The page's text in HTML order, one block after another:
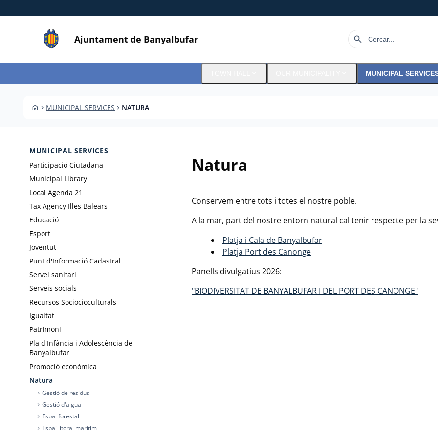
Ajuntament de Banyalbufar search
MUNICIPAL
HOME CHEVRON_RIGHT MUNICIPAL SERVICES CHEVRON_RIGHT NATURA
MUNICIPAL SERVICES
Participació Ciutadana
Municipal Library
Local Agenda 21
Tax Agency Illes Balears
Educació
Esport
Joventut
Punt d'Informació Cadastral
Servei sanitari
Serveis socials
Recursos Sociocioculturals
Igualtat
Patrimoni
Pla d'Infància i Adolescència de
Banyalbufar
Promoció econòmica
Natura
chevron_right Gestió de residus
chevron_right Gestió d'aigua
chevron_right Espai forestal
chevron_right Espai litoral marítim
Natura
Conservem entre tots i totes el nostre poble.
A la mar, part del nostre entorn natural cal tenir respecte per la
Platja i Cala de Banyalbufar
Platja Port des Canonge
Panells divulgatius 2026:
"BIODIVERSITAT DE BANYALBUFAR I DEL PORT DES CANONGE"